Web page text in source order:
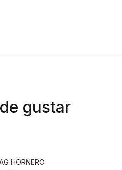
gustar
HORNERO